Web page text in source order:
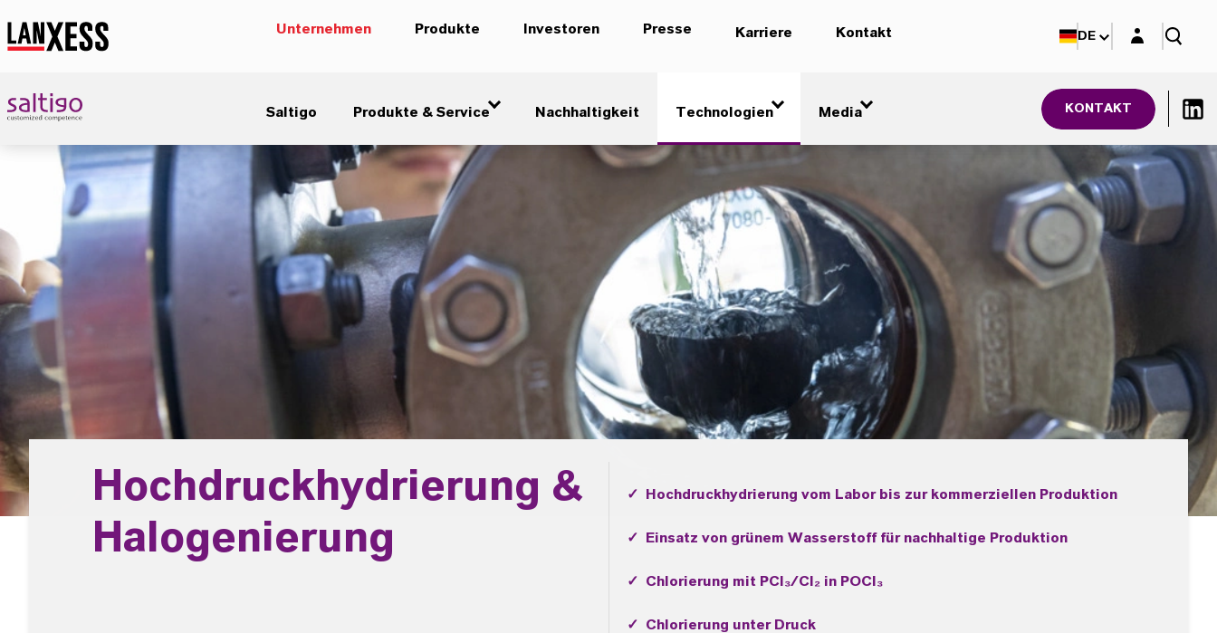
Unternehmen Produkte Investoren Presse Karriere Kontakt
Saltigo Produkte & Service Nachhaltigkeit Technologien Media KONTAKT
DE Login-Maske
Hochdruckhydrierung &
Halogenierung
✓ Hochdruckhydrierung vom Labor bis zur kommerziellen Produktion
✓ Einsatz von grünem Wasserstoff für nachhaltige Produktion
✓ Chlorierung mit PCl₃/Cl₂ in POCl₃
✓ Chlorierung unter Druck